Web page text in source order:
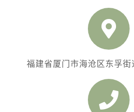
福建省厦门市海沧区东孚